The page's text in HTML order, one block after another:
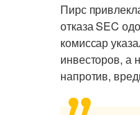
Пирс
отказа SEC
комиссар
инвесторов, а
напротив,